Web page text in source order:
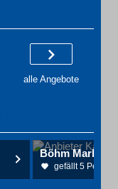
alle Angebote
gefällt 5